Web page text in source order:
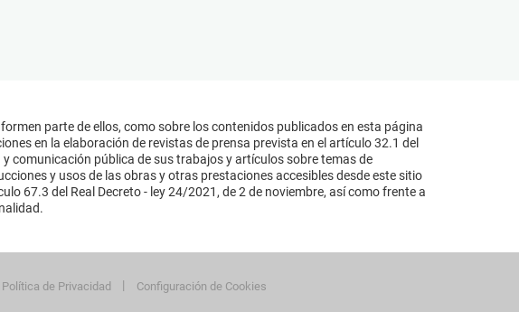
parte de ellos, como sobre los contenidos publicados en esta página
en la elaboración de revistas de prensa prevista en el artículo 32.1 del
comunicación pública de sus trabajos y artículos sobre temas de
y usos de las obras y otras prestaciones accesibles desde este sitio
67.3 del Real Decreto - ley 24/2021, de 2 de noviembre, así como frente a
Política de Privacidad Configuración de Cookies